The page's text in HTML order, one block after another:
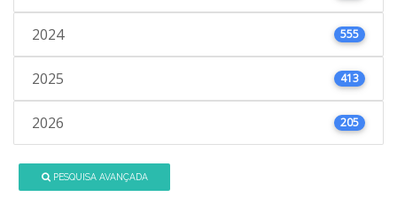
2024 555
2025 413
2026 205
PESQUISA AVANÇADA